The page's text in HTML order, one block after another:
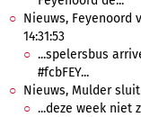
Nieuws, Feyenoord
14:31:53
...spelersbus
#fcbFEY...
Nieuws, Mulder
...deze week niet